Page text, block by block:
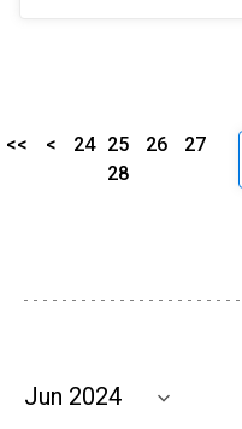
<< < 24 25 26
27
28